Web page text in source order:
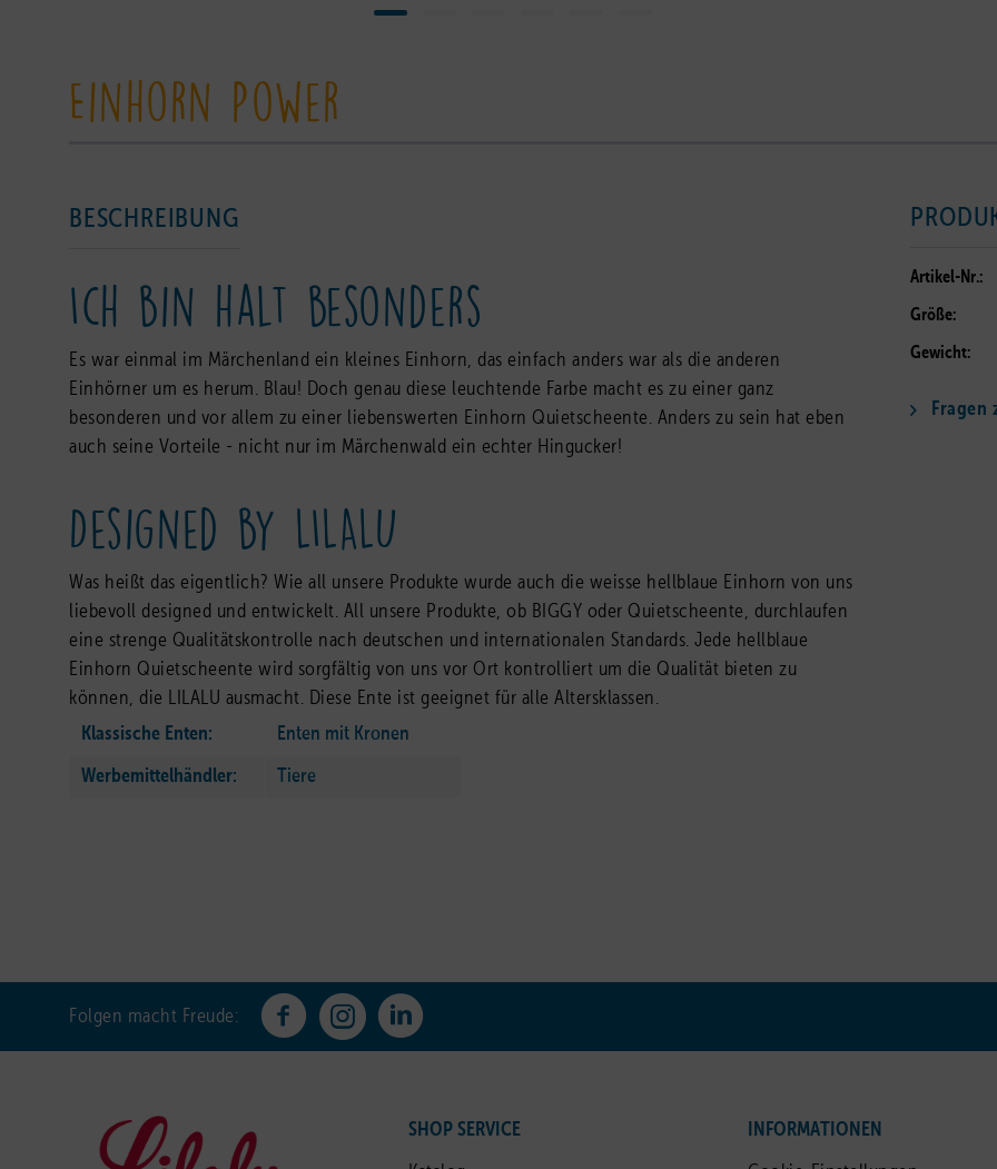
Einhorn Power
BESCHREIBUNG
Ich bin halt besonders
Es war einmal im Märchenland ein kleines Einhorn, das einfach anders war als die anderen
Einhörner um es herum. Blau! Doch genau diese leuchtende Farbe macht es zu einer ganz
besonderen und vor allem zu einer liebenswerten Einhorn Quietscheente. Anders zu sein hat eben
auch seine Vorteile - nicht nur im Märchenwald ein echter Hingucker!
Designed by LILALU
Was heißt das eigentlich? Wie all unsere Produkte wurde auch die weisse hellblaue Einhorn von uns
liebevoll designed und entwickelt. All unsere Produkte, ob BIGGY oder Quietscheente, durchlaufen
eine strenge Qualitätskontrolle nach deutschen und internationalen Standards. Jede hellblaue
Einhorn Quietscheente wird sorgfältig von uns vor Ort kontrolliert um die Qualität bieten zu
können, die LILALU ausmacht. Diese Ente ist geeignet für alle Altersklassen.
Klassische Enten:
Enten mit Kronen
Werbemittelhändler: Tiere
Artikel-Nr.:
Größe:
Gewicht:
Fragen
Folgen macht Freude:
SHOP SERVICE INFORMATIONEN